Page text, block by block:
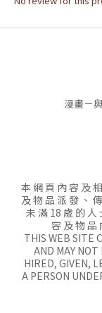
漫畫－
本 網 頁 內 容 及
及 物 品 派 發 、
未 滿 18 歲 的 人
容 及 物 品
THIS WEB SITE
AND MAY
HIRED, GIVEN,
A PERSON